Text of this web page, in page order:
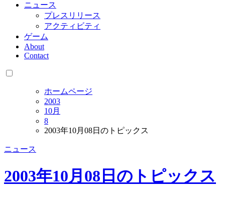
ニュース
プレスリリース
アクティビティ
ゲーム
About
Contact
ホームページ
2003
10月
8
2003年10月08日のトピックス
ニュース
2003年10月08日のトピックス